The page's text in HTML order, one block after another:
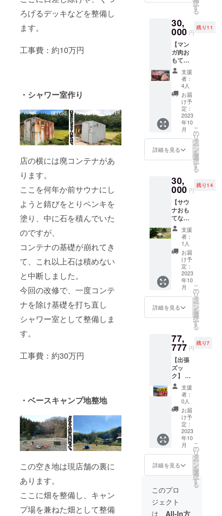
ろげるデッキなどを整備し
ます。
工事費：約10万円
・シャワー室作り
店の横には廃コンテナがあ
ります。
ここを何年か前サウナにし
ようと錆びをとりペンキを
塗り、中に石を積んでいた
のですが、
コンテナの基礎が崩れてき
て、これ以上石は積めない
と中断しました。
今回の改修で、一度コンテ
ナを除け基礎を打ち直し
シャワー室として整備しま
す。
工事費：約30万円
・ベースキャンプ地整地
この空き地は現店舗の裏に
あります。
ここに畑を整備し、キャン
プ場を兼ねた畑として整備
世界に
一枚の
商品が
制作可
能で
す。 ボ
ディカ
ラー、
位置、
刺繍色
などこ
ちらか
らメー
ルいた
します
ので、
ご返信
しま
す。
トをプ
ト！お
好きな
色で刺
繡しま
す！ 日
時など
はお客
様のご
希望に
合わせ
て組み
ますの
でメー
ルのご
返信お
願いい
たしま
本体の
色はネ
イビー
のみと
なりま
す。 ※
テント
サウナ
体験時
間は２
時間で
す。
択
す
る
30,
000 円
残り11
【マン
ガ肉お
もてな
しプラ
ン】 食
事つき
宿泊プ
ランで
す。 例
えば夜
は焚火
をしな
がらマ
ンガ肉
（画像
の肉は
食ら
い、酒
を飲
み、星
空を眺
め、床
に就
く。 お
客様の
ご要望
に合わ
せた当
店がで
きる最
高のお
もてな
しをさ
でどう
ぞ手ぶ
らでお
越しく
ださ
い。 ※
おひと
り様の
金額で
す。
支援
者：
4人
お届
け予
定：
2023
年10
月
詳細を見る
こ
の
リ
タ
ー
ン
を
選
択
す
る
30,
000 円
残り14
【サウ
ナおも
てなし
プラ
ン】 オ
リジナ
ル館内
着＋テ
ントサ
ウナ入
り放題
＋宿泊
お客様
のご希
望日
に、お
時間に
何度で
もテン
トサウ
ナが入
り放
題！ 宿
泊付き
でなん
とオリ
ジナル
館内着
をご提
供！ 早
朝の爽
やかな
空気か
観測ま
で、着
心地の
良い館
支援
者：
1人
お届
け予
定：
2023
年10
月
詳細を見る
こ
の
リ
タ
ー
ン
を
選
択
す
る
77,
777 円
残り7
【出張
ズッ
ク】 日
本全
国、世
界各
国。個
人宅か
らイベ
ントま
で。 屋
台、Ｂ
ＡＲ、
テント
サウ
ナ、物
販、ご
希望の
規模に
合わせ
支援
者：
0人
お届
け予
定：
2023
年10
月
詳細を見る
こ
の
リ
タ
ー
ン
を
選
択
す
る
このプロ
ジェクト
は、 All-In方